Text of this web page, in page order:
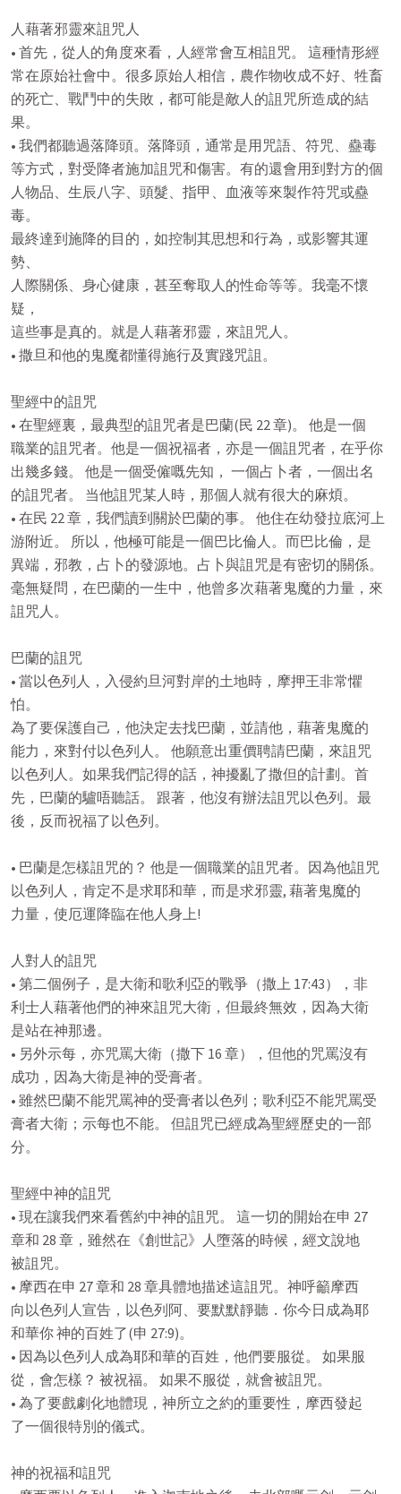
人藉著邪靈來詛咒人
• 首先，從人的角度來看，人經常會互相詛咒。 這種情形經
常在原始社會中。很多原始人相信，農作物收成不好、牲畜
的死亡、戰鬥中的失敗，都可能是敵人的詛咒所造成的結
果。
• 我們都聽過落降頭。落降頭，通常是用咒語、符咒、蠱毒
等方式，對受降者施加詛咒和傷害。有的還會用到對方的個
人物品、生辰八字、頭髮、指甲、血液等來製作符咒或蠱
毒。
最終達到施降的目的，如控制其思想和行為，或影響其運
勢、
人際關係、身心健康，甚至奪取人的性命等等。我毫不懷
疑，
這些事是真的。就是人藉著邪靈，來詛咒人。
• 撒旦和他的鬼魔都懂得施行及實踐咒詛。
聖經中的詛咒
• 在聖經裏，最典型的詛咒者是巴蘭(民 22 章)。 他是一個
職業的詛咒者。他是一個祝福者，亦是一個詛咒者，在乎你
出幾多錢。 他是一個受僱嘅先知， 一個占卜者，一個出名
的詛咒者。 当他詛咒某人時，那個人就有很大的麻煩。
• 在民 22 章，我們讀到關於巴蘭的事。 他住在幼發拉底河上
游附近。 所以，他極可能是一個巴比倫人。而巴比倫，是
異端，邪教，占卜的發源地。占卜與詛咒是有密切的關係。
毫無疑問，在巴蘭的一生中，他曾多次藉著鬼魔的力量，來
詛咒人。
巴蘭的詛咒
• 當以色列人，入侵約旦河對岸的土地時，摩押王非常懼
怕。
為了要保護自己，他決定去找巴蘭，並請他，藉著鬼魔的
能力，來對付以色列人。 他願意出重價聘請巴蘭，來詛咒
以色列人。如果我們記得的話，神擾亂了撒但的計劃。首
先，巴蘭的驢唔聽話。 跟著，他沒有辦法詛咒以色列。最
後，反而祝福了以色列。
• 巴蘭是怎樣詛咒的？ 他是一個職業的詛咒者。因為他詛咒
以色列人，肯定不是求耶和華，而是求邪靈, 藉著鬼魔的
力量，使厄運降臨在他人身上!
人對人的詛咒
• 第二個例子，是大衛和歌利亞的戰爭（撒上 17:43），非
利士人藉著他們的神來詛咒大衛，但最終無效，因為大衛
是站在神那邊。
• 另外示每，亦咒罵大衛（撒下 16 章），但他的咒罵沒有
成功，因為大衛是神的受膏者。
• 雖然巴蘭不能咒罵神的受膏者以色列；歌利亞不能咒罵受
膏者大衛；示每也不能。 但詛咒已經成為聖經歷史的一部
分。
聖經中神的詛咒
• 現在讓我們來看舊約中神的詛咒。 這一切的開始在申 27
章和 28 章，雖然在《創世記》人墮落的時候，經文說地
被詛咒。
• 摩西在申 27 章和 28 章具體地描述這詛咒。神呼籲摩西
向以色列人宣告，以色列阿、要默默靜聽．你今日成為耶
和華你 神的百姓了(申 27:9)。
• 因為以色列人成為耶和華的百姓，他們要服從。 如果服
從，會怎樣？ 被祝福。 如果不服從，就會被詛咒。
• 為了要戲劇化地體現，神所立之約的重要性，摩西發起
了一個很特別的儀式。
神的祝福和詛咒